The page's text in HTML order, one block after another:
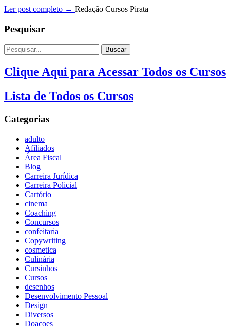
Ler post completo → Redação Cursos Pirata
Pesquisar
Buscar
Clique Aqui para Acessar Todos os Cursos
Lista de Todos os Cursos
Categorias
adulto
Afiliados
Área Fiscal
Blog
Carreira Jurídica
Carreira Policial
Cartório
cinema
Coaching
Concursos
confeitaria
Copywriting
cosmetica
Culinária
Cursinhos
Cursos
desenhos
Desenvolvimento Pessoal
Design
Diversos
Doaçoes